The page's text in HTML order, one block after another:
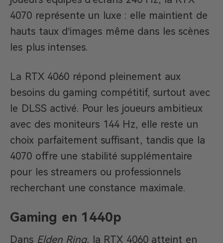
4070 représente un luxe : elle maintient de
hauts taux d’images même dans les scènes
les plus intenses.
La RTX 4060 répond pleinement aux
besoins du gaming compétitif, surtout avec
le DLSS activé. Pour les joueurs ambitieux
avec des moniteurs 144 Hz, elle reste un
choix parfaitement suffisant, tandis que la
4070 offre une stabilité supplémentaire
pour les streamers ou professionnels
recherchant une constance maximale.
Gaming en 1440p
Dans Elden Ring, la RTX 4060 atteint en